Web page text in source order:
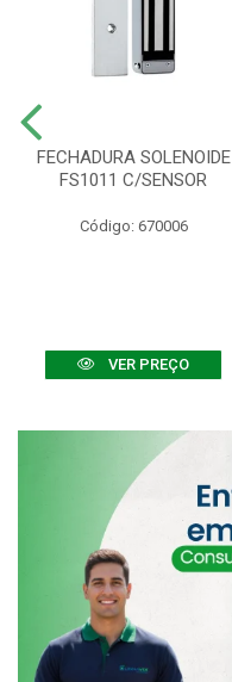
FECHADURA SOLENOIDE
FS1011 C/SENSOR
Código: 670006
VER PREÇO